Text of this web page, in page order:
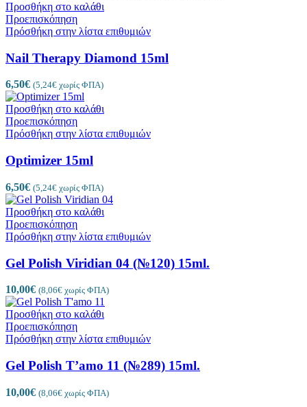
Προσθήκη στο καλάθι
Προεπισκόπηση
Πρόσθήκη στην λίστα επιθυμιών
Nail Therapy Diamond 15ml
6,50€ (5,24€ χωρίς ΦΠΑ)
Προσθήκη στο καλάθι
Προεπισκόπηση
Πρόσθήκη στην λίστα επιθυμιών
Optimizer 15ml
6,50€ (5,24€ χωρίς ΦΠΑ)
Προσθήκη στο καλάθι
Προεπισκόπηση
Πρόσθήκη στην λίστα επιθυμιών
Gel Polish Viridian 04 (№120) 15ml.
10,00€ (8,06€ χωρίς ΦΠΑ)
Προσθήκη στο καλάθι
Προεπισκόπηση
Πρόσθήκη στην λίστα επιθυμιών
Gel Polish T’amo 11 (№289) 15ml.
10,00€ (8,06€ χωρίς ΦΠΑ)